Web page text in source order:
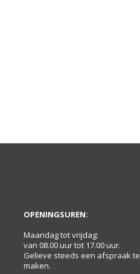
OPENINGSUREN:
Maandag tot vrijdag:
van 08.00 uur tot 17.00 uur.
Gelieve steeds een afspraak te
maken.